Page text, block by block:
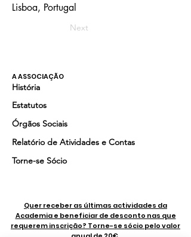
Lisboa, Portugal
Next
A ASSOCIAÇÃO
História
Estatutos
Órgãos Sociais
Relatório de Atividades e Contas
Torne-se Sócio
Quer receber as últimas actividades da
Academia e beneficiar de desconto nas que
requerem inscrição? Torne-se sócio pelo valor